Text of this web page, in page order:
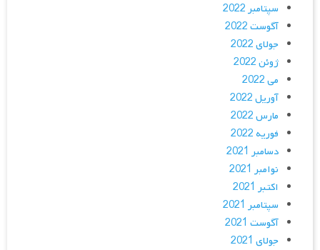
سپتامبر 2022
آگوست 2022
جولای 2022
ژوئن 2022
می 2022
آوریل 2022
مارس 2022
فوریه 2022
دسامبر 2021
نوامبر 2021
اکتبر 2021
سپتامبر 2021
آگوست 2021
جولای 2021